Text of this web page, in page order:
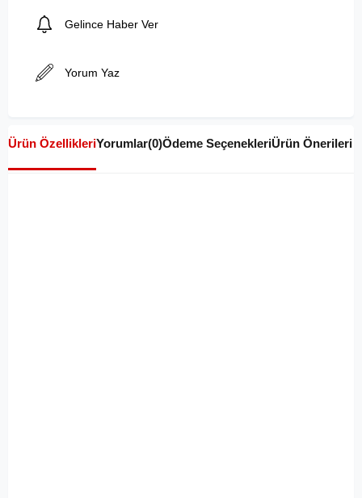
Gelince Haber Ver
Yorum Yaz
Ürün ÖzellikleriYorumlar(0)Ödeme SeçenekleriÜrün Önerileri